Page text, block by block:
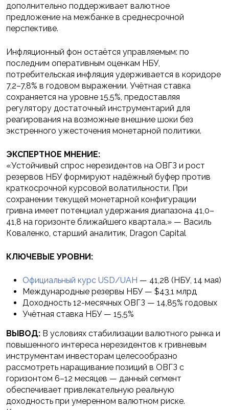
дополнительно поддерживает валютное
предложение на межбанке в среднесрочной
перспективе.
Инфляционный фон остаётся управляемым: по
последним оперативным оценкам НБУ,
потребительская инфляция удерживается в коридоре
7,2–7,8% в годовом выражении. Учётная ставка
сохраняется на уровне 15,5%, предоставляя
регулятору достаточный инструментарий для
реагирования на возможные внешние шоки без
экстренного ужесточения монетарной политики.
ЭКСПЕРТНОЕ МНЕНИЕ:
«Устойчивый спрос нерезидентов на ОВГЗ и рост
резервов НБУ формируют надёжный буфер против
краткосрочной курсовой волатильности. При
сохранении текущей монетарной конфигурации
гривна имеет потенциал удержания диапазона 41,0–
41,8 на горизонте ближайшего квартала.» — Василь
Коваленко, старший аналитик, Dragon Capital
КЛЮЧЕВЫЕ УРОВНИ:
Официальный курс USD/UAH — 41,28 (НБУ, 14 мая)
Международные резервы НБУ — $43,1 млрд
Доходность 12-месячных ОВГЗ — 14,85% годовых
Учётная ставка НБУ — 15,5%
ВЫВОД: В условиях стабилизации валютного рынка и
повышенного интереса нерезидентов к гривневым
инструментам инвесторам целесообразно
рассмотреть наращивание позиций в ОВГЗ с
горизонтом 6–12 месяцев — данный сегмент
обеспечивает привлекательную реальную
доходность при умеренном валютном риске.